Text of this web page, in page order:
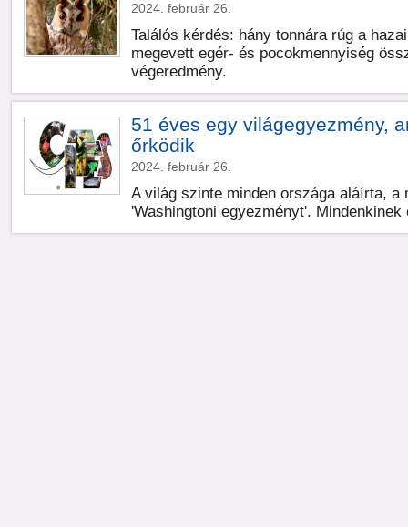
2024. február 26.
Találós kérdés: hány tonnára rúg a
megevett egér- és pocokmennyiség
végeredmény.
51 éves egy világegyezmény,
őrködik
2024. február 26.
A világ szinte minden országa aláírta, a
'Washingtoni egyezményt'.